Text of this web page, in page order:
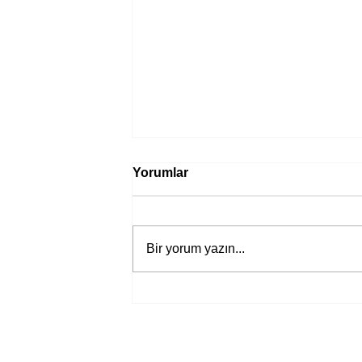
Yorumlar
Bir yorum yazın...